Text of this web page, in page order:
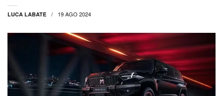
LUCA LABATE 19 AGO 2024